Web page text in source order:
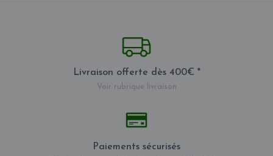
Livraison offerte dès 400€ *
Voir rubrique livraison
Paiements sécurisés